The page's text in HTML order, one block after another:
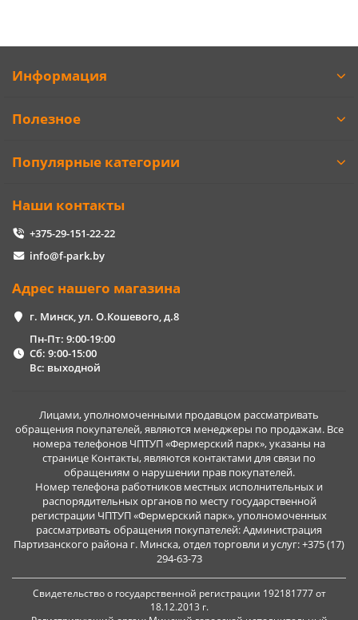
Информация
Полезное
Популярные категории
Наши контакты
+375-29-151-22-22
info@f-park.by
Адрес нашего магазина
г. Минск, ул. О.Кошевого, д.8
Пн-Пт: 9:00-19:00
Сб: 9:00-15:00
Вс: выходной
Лицами, уполномоченными продавцом рассматривать
обращения покупателей, являются менеджеры по продажам. Все
номера телефонов ЧПТУП «Фермерский парк», указаны на
странице Контакты, являются контактами для связи по
обращениям о нарушении прав покупателей.
Номер телефона работников местных исполнительных и
распорядительных органов по месту государственной
регистрации ЧПТУП «Фермерский парк», уполномоченных
рассматривать обращения покупателей: Администрация
Партизанского района г. Минска, отдел торговли и услуг: +375 (17)
294-63-73
Свидетельство о государственной регистрации 192181777 от
18.12.2013 г.